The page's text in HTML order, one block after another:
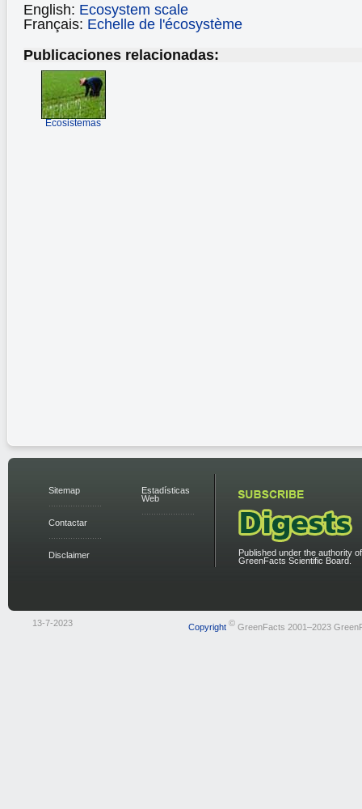
English: Ecosystem scale
Français: Echelle de l'écosystème
Publicaciones relacionadas:
Ecosistemas
Sitemap
Contactar
Disclaimer
Estadísticas
Web
Published under the authority
GreenFacts Scientific Board.
13-7-2023 Copyright ©GreenFacts 2001–2023